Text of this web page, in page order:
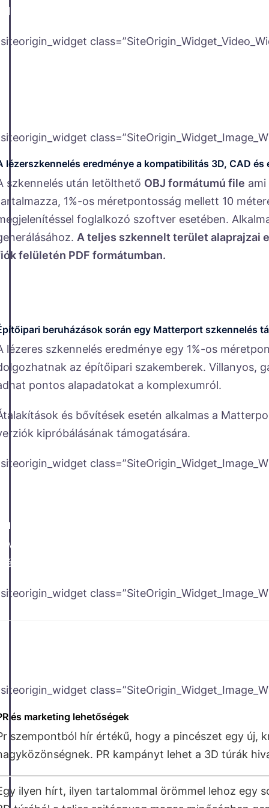
és beállítási lehetősséggel készíthetünk
lézerszkennelés eredménye a kompatibilitás 3D, CAD
szkennelés után letölthető OBJ formátumú file
1%-os méretpontosság mellett 10
foglalkozó szoftver esetében.
A teljes szkennelt terület alaprajzai
felületén PDF formátumban.
beruházások során egy Matterport szkennelés
lézeres szkennelés eredménye egy 1%-os
az építőipari szakemberek. Villanyos,
pontos alapadatokat a komplexumról.
és bővítések esetén alkalmas a
kipróbálásának támogatására.
dimenziós modell
Matterport szkennelés után elkészül a teljes
és marketing lehetőségek
szempontból hír értékű, hogy a pincészet egy új,
PR kampányt lehet a 3D túrák
ilyen hírt, ilyen tartalommal örömmel lehoz egy